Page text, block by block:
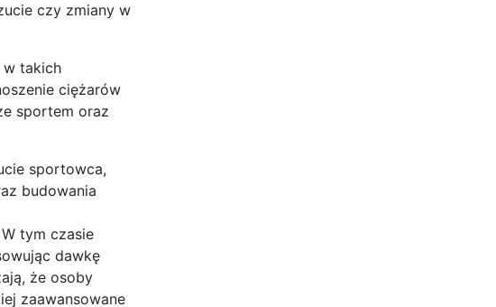
czy zmiany w
w takich
ciężarów
sportem oraz
sportowca,
budowania
tym czasie
dawkę
że osoby
zaawansowane